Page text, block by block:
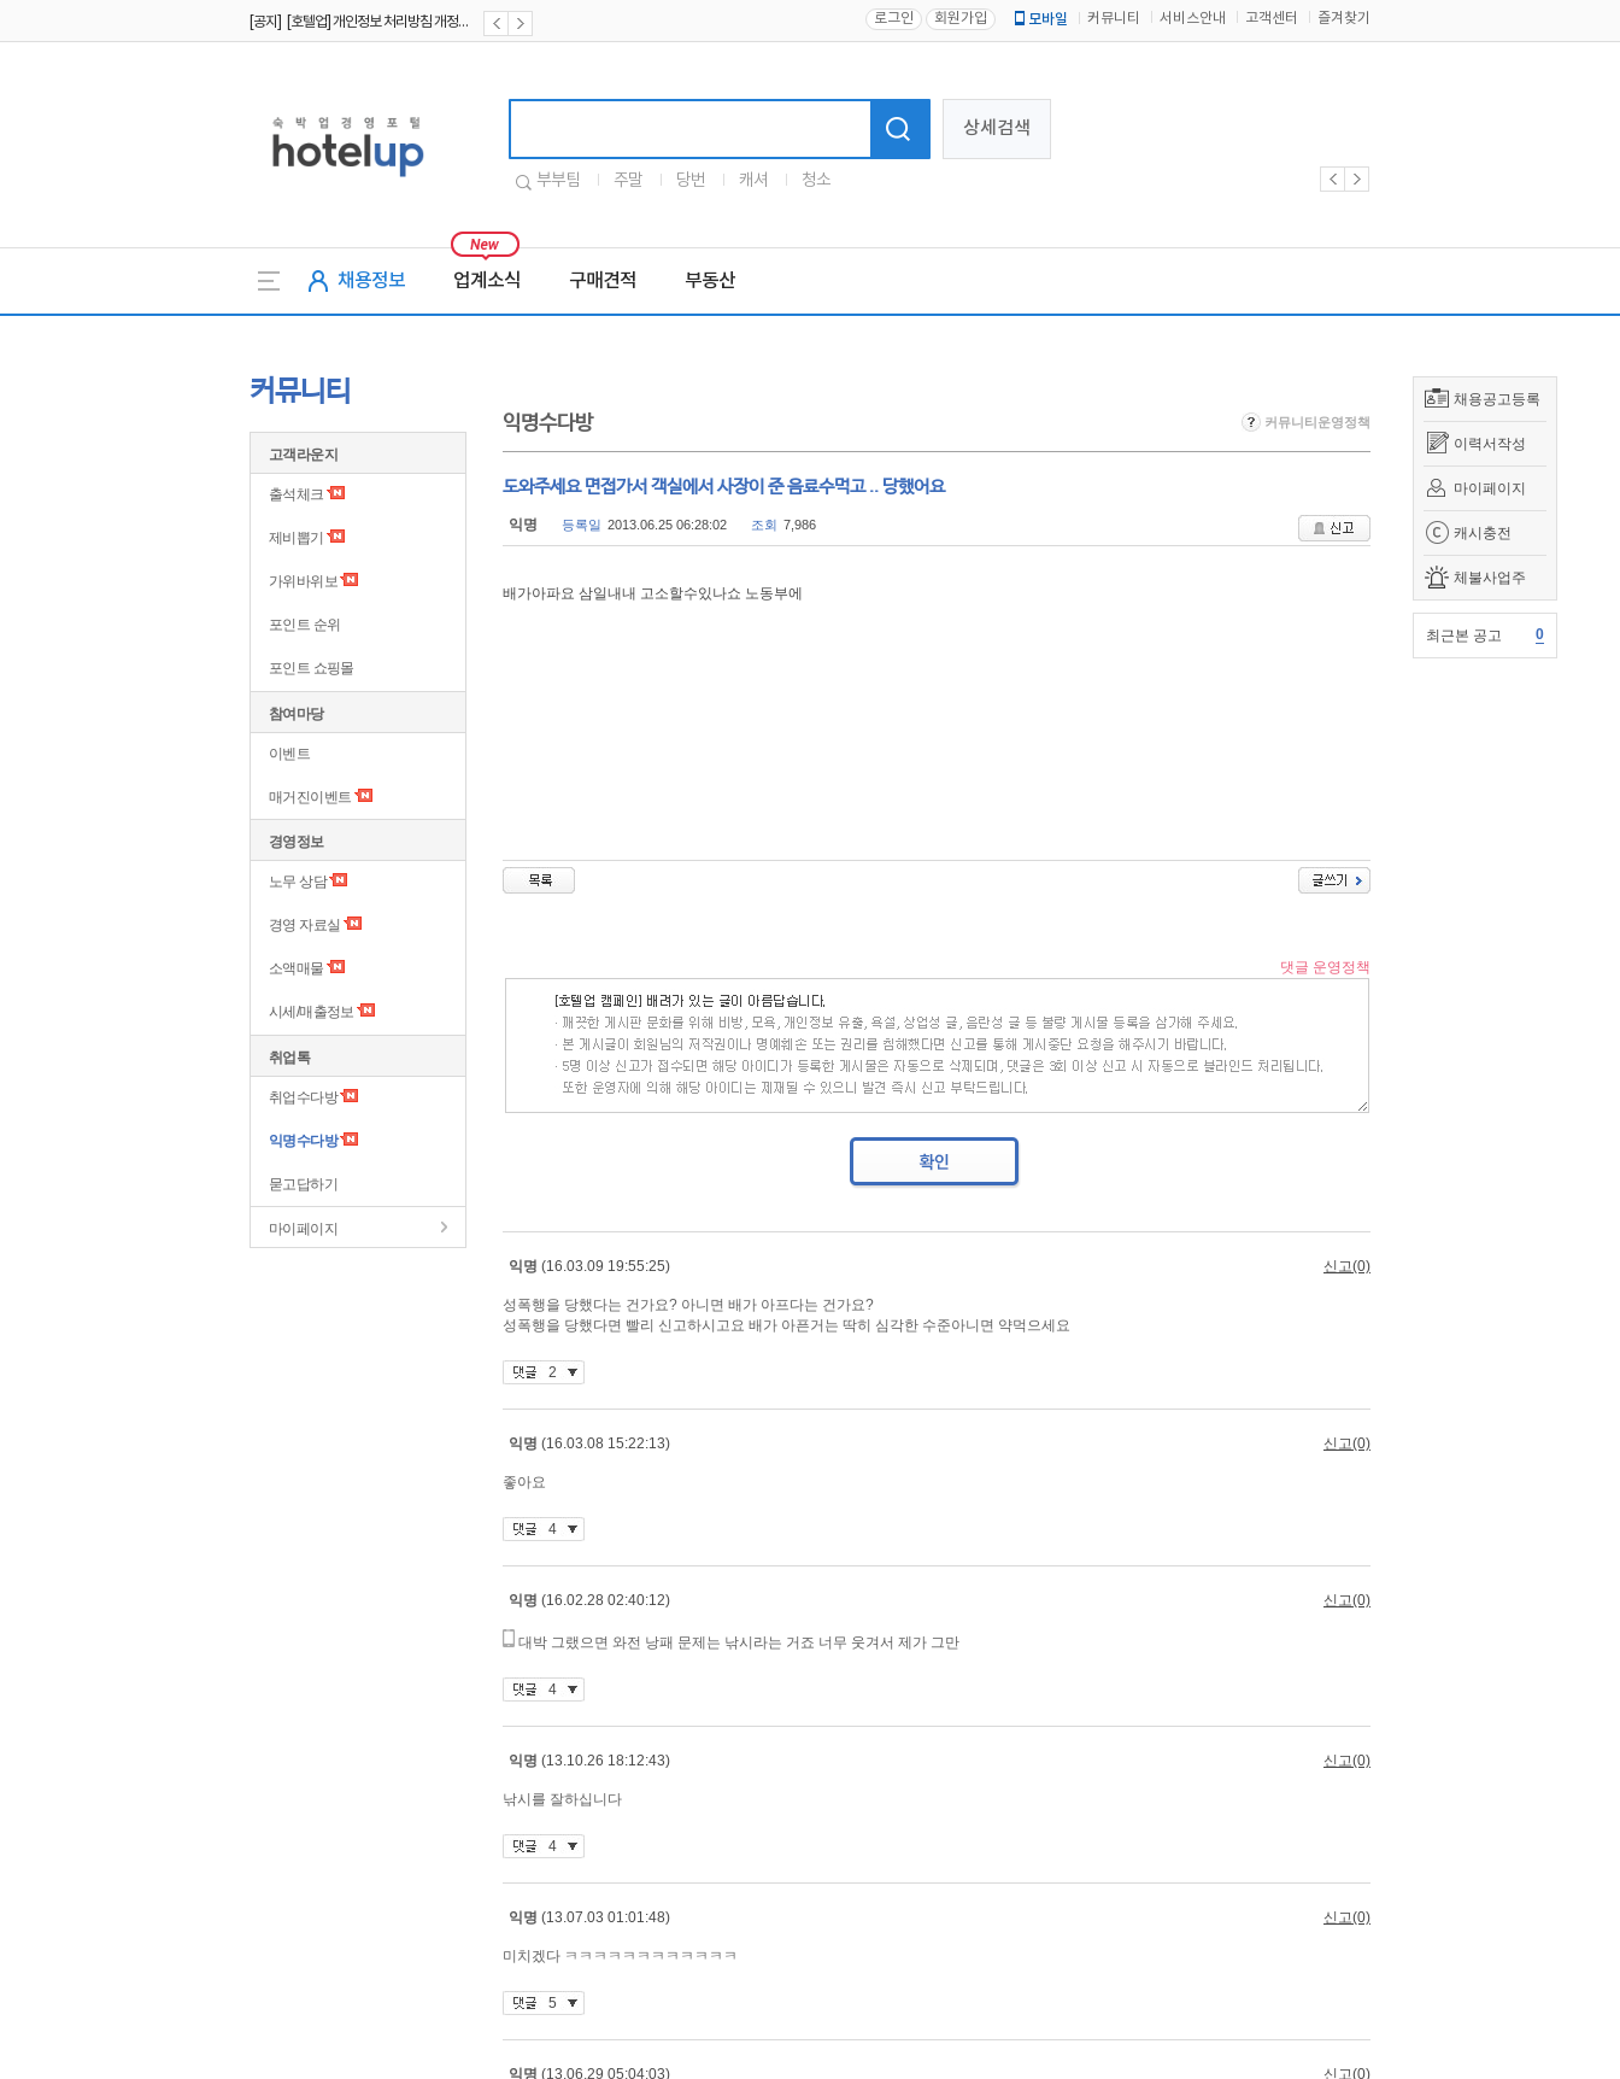
[공지] [호텔업] 개인정보 처리방침 개정본2 (19.09.02) 로그인 회원가입 모바일 커뮤니티 서비스안내 고객센터 즐겨찾기
상세검색
부부팀 주말 당번 캐셔 청소
채용정보 업계소식 구매견적 부동산
채용공고등록
이력서작성
마이페이지
캐시충전
체불사업주
최근본 공고 0
커뮤니티
고객라운지
출석체크
제비뽑기
가위바위보
포인트 순위
포인트 쇼핑몰
참여마당
이벤트
매거진이벤트
경영정보
노무 상담
경영 자료실
소액매물
시세/매출정보
취업톡
취업수다방
익명수다방
묻고답하기
마이페이지
익명수다방 커뮤니티운영정책
도와주세요 면접가서 객실에서 사장이 준 음료수먹고 .. 당했어요
익명 등록일 2013.06.25 06:28:02 조회 7,986
배가아파요 삼일내내 고소할수있나쇼 노동부에